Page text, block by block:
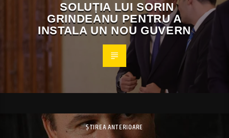
SOLUȚIA LUI SORIN
GRINDEANU PENTRU A
INSTALA UN NOU GUVERN
ȘTIREA ANTERIOARE